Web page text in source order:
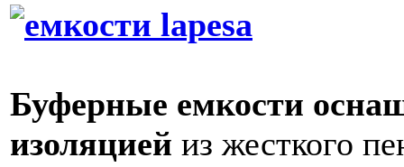
Буферные емкости
изоляцией из жесткого